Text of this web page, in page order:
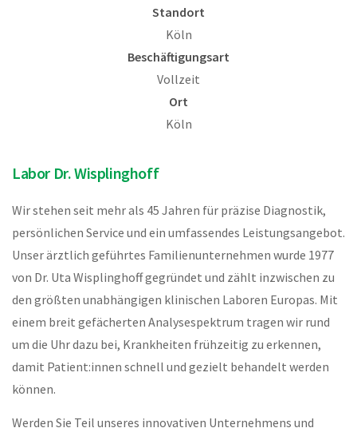
Standort
Köln
Beschäftigungsart
Vollzeit
Ort
Köln
Labor Dr. Wisplinghoff
Wir stehen seit mehr als 45 Jahren für präzise Diagnostik,
persönlichen Service und ein umfassendes Leistungsangebot.
Unser ärztlich geführtes Familienunternehmen wurde 1977
von Dr. Uta Wisplinghoff gegründet und zählt inzwischen zu
den größten unabhängigen klinischen Laboren Europas. Mit
einem breit gefächerten Analysespektrum tragen wir rund
um die Uhr dazu bei, Krankheiten frühzeitig zu erkennen,
damit Patient:innen schnell und gezielt behandelt werden
können.
Werden Sie Teil unseres innovativen Unternehmens und